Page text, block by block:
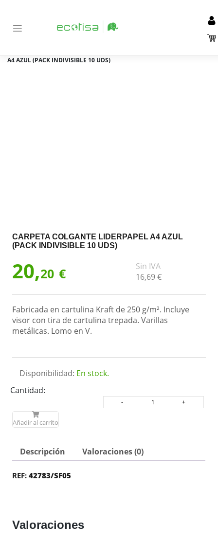
A4 AZUL (PACK INDIVISIBLE 10 UDS)
CARPETA COLGANTE LIDERPAPEL A4 AZUL
(PACK INDIVISIBLE 10 UDS)
20,20 €
Sin IVA
16,69€
Fabricada en cartulina Kraft de 250 g/m². Incluye
visor con tira de cartulina trepada. Varillas
metálicas. Lomo en V.
Disponibilidad: En stock.
Cantidad:
Añadir al carrito
Descripción Valoraciones (0)
REF: 42783/SF05
Valoraciones